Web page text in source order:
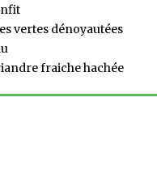
vertes dénoyautées
fraiche hachée